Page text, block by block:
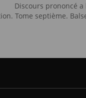
prononcé a la
Tome septième.